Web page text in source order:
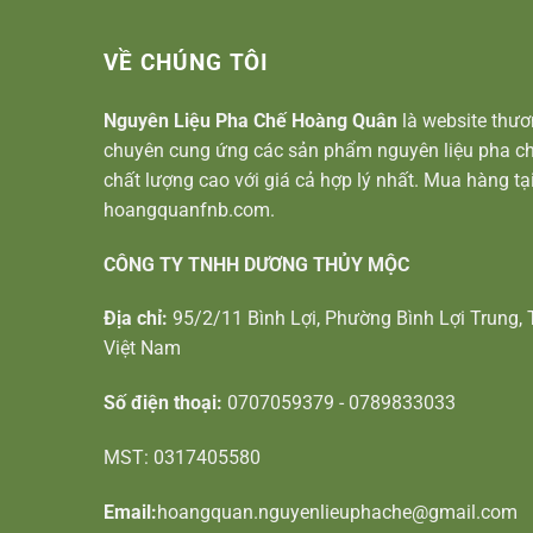
VỀ CHÚNG TÔI
Nguyên Liệu Pha Chế Hoàng Quân là website
chuyên cung ứng các sản phẩm nguyên liệu pha
chất lượng cao với giá cả hợp lý nhất. Mua hàng tại
hoangquanfnb.com.
CÔNG TY TNHH DƯƠNG THỦY MỘC
Địa chỉ: 95/2/11 Bình Lợi, Phường Bình Lợi Trung,
Việt Nam
Số điện thoại: 0707059379 - 0789833033
MST: 0317405580
Email:hoangquan.nguyenlieuphache@gmail.com